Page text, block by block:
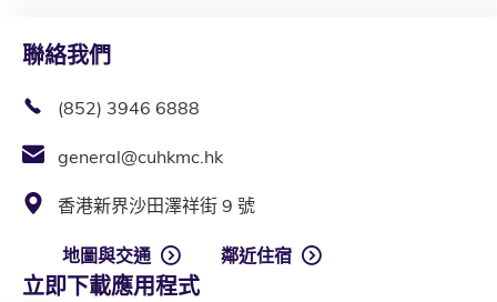
聯絡我們
(852) 3946 6888
general@cuhkmc.hk
香港新界沙田澤祥街 9 號
地圖與交通 鄰近住宿
立即下載應用程式